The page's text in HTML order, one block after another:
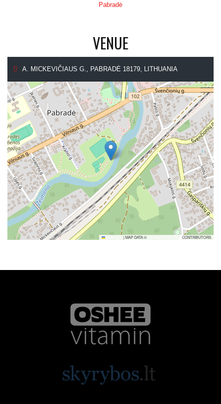
Pabradė
VENUE
A. MICKEVIČIAUS G., PABRADĖ 18179, LITHUANIA
LEAFLET |MAP DATA © CONTRIBUTORS